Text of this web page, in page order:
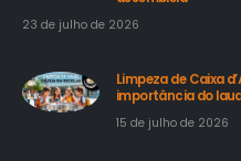
23 de julho de 2026
Limpeza de Caixa
importância do
15 de julho de 2026